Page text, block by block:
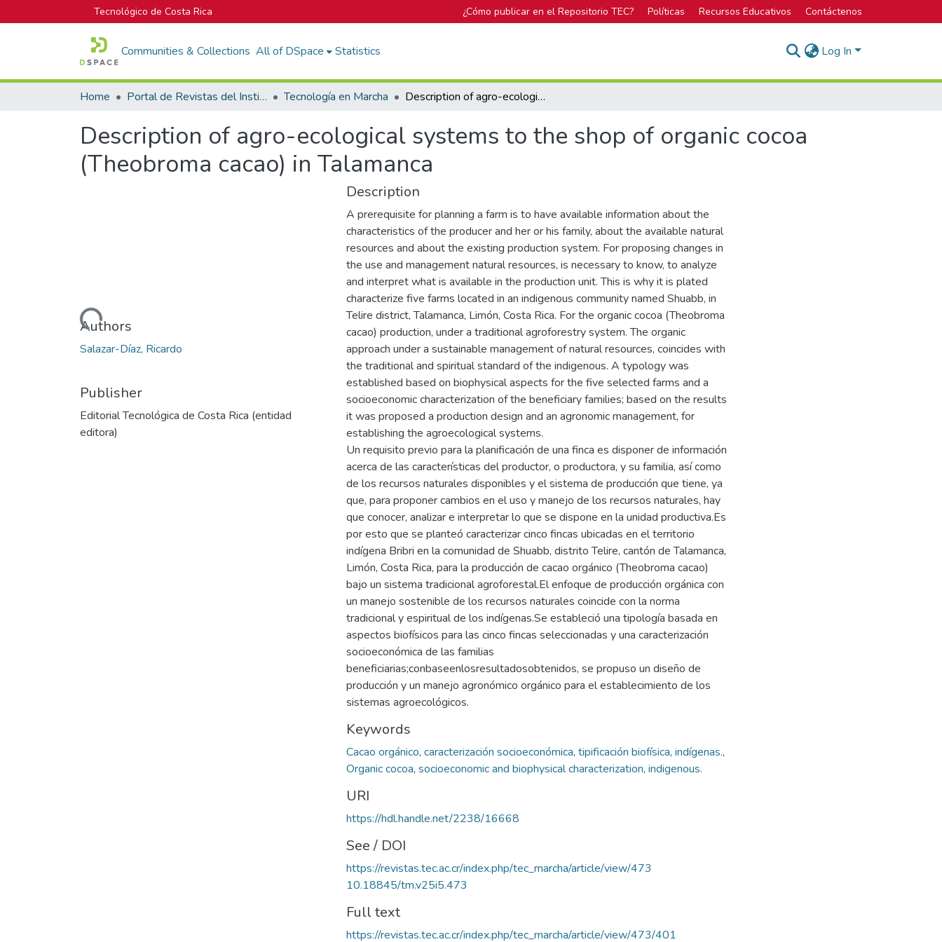
Tecnológico de Costa Rica ¿Cómo publicar en el Repositorio TEC? Políticas Recursos Educativos Contáctenos
Communities & Collections All of DSpace Statistics Log In
Home Portal de Revistas del Instituto Tecnológico de Costa Rica Tecnología en Marcha Description of agro-ecological systems to the shop of organic cocoa (Theobroma cacao) in Talamanca
Description of agro-ecological systems to the shop of organic cocoa
(Theobroma cacao) in Talamanca
Loading...
Authors
Salazar-Díaz, Ricardo
Publisher
Editorial Tecnológica de Costa Rica (entidad
editora)
Description
A prerequisite for planning a farm is to have available information about the
characteristics of the producer and her or his family, about the available natural
resources and about the existing production system. For proposing changes in
the use and management natural resources, is necessary to know, to analyze
and interpret what is available in the production unit. This is why it is plated
characterize five farms located in an indigenous community named Shuabb, in
Telire district, Talamanca, Limón, Costa Rica. For the organic cocoa (Theobroma
cacao) production, under a traditional agroforestry system. The organic
approach under a sustainable management of natural resources, coincides with
the traditional and spiritual standard of the indigenous. A typology was
established based on biophysical aspects for the five selected farms and a
socioeconomic characterization of the beneficiary families; based on the results
it was proposed a production design and an agronomic management, for
establishing the agroecological systems.
Un requisito previo para la planificación de una finca es disponer de información
acerca de las características del productor, o productora, y su familia, así como
de los recursos naturales disponibles y el sistema de producción que tiene, ya
que, para proponer cambios en el uso y manejo de los recursos naturales, hay
que conocer, analizar e interpretar lo que se dispone en la unidad productiva.Es
por esto que se planteó caracterizar cinco fincas ubicadas en el territorio
indígena Bribri en la comunidad de Shuabb, distrito Telire, cantón de Talamanca,
Limón, Costa Rica, para la producción de cacao orgánico (Theobroma cacao)
bajo un sistema tradicional agroforestal.El enfoque de producción orgánica con
un manejo sostenible de los recursos naturales coincide con la norma
tradicional y espiritual de los indígenas.Se estableció una tipología basada en
aspectos biofísicos para las cinco fincas seleccionadas y una caracterización
socioeconómica de las familias
beneficiarias;conbaseenlosresultadosobtenidos, se propuso un diseño de
producción y un manejo agronómico orgánico para el establecimiento de los
sistemas agroecológicos.
Keywords
Cacao orgánico, caracterización socioeconómica, tipificación biofísica, indígenas.,
Organic cocoa, socioeconomic and biophysical characterization, indigenous.
URI
https://hdl.handle.net/2238/16668
See / DOI
https://revistas.tec.ac.cr/index.php/tec_marcha/article/view/473
10.18845/tm.v25i5.473
Full text
https://revistas.tec.ac.cr/index.php/tec_marcha/article/view/473/401